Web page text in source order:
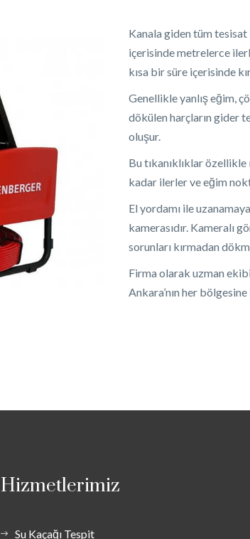
Kanala giden tüm tesisat
içerisinde metrelerce
kısa bir süre içerisinde
Genellikle yanlış eğim,
dökülen harçların gider
oluşur.
Bu tıkanıklıklar
kadar ilerler ve eğim
El yordamı ile
kamerasıdır. Kameralı
sorunları kırmadan
Firma olarak uzman
Ankara’nın her
Hizmetlerimiz
Su Kaçağı Tespit